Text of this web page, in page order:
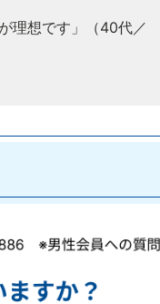
理想です」（40代／